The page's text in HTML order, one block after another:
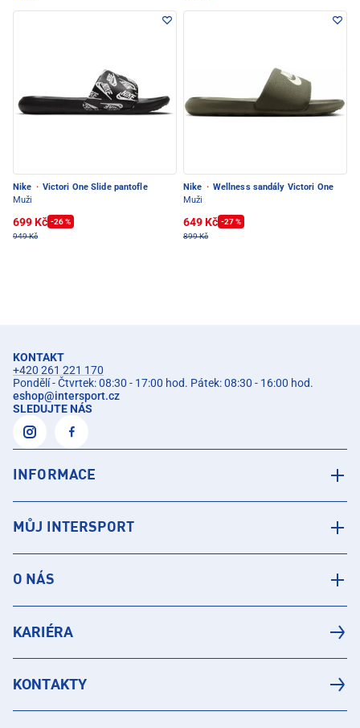
Nike · Victori One Slide pantofle
Muži
699 Kč -26 %
949 Kč
Nike · Wellness sandály Victori One
Muži
649 Kč -27 %
899 Kč
KONTAKT
+420 261 221 170
Pondělí - Čtvrtek: 08:30 - 17:00 hod. Pátek: 08:30 - 16:00 hod.
eshop@intersport.cz
SLEDUJTE NÁS
INFORMACE
MŮJ INTERSPORT
O NÁS
KARIÉRA
KONTAKTY